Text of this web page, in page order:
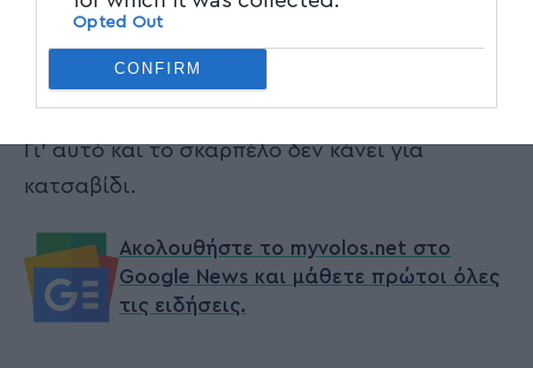
Opted Out
CONFIRM
στρατιώτες, τα οποία έχουν μηδενικό
αποτέλεσμα απέναντι στο χιόνι.
Χρειαζόμαστε το σωστό εργαλείο, την σωστή
χρονική στιγμή.
Γι’ αυτό και το σκαρπέλο δεν κάνει για
κατσαβίδι.
Ακολουθήστε το myvolos.net στο
Google News και μάθετε πρώτοι όλες
τις ειδήσεις.